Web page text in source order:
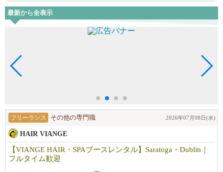
最新から全表示
フリーランス その他の専門職 2026年07月08日(水)
HAIR VIANGE
【VIANGE HAIR・SPAブースレンタル】Saratoga・Dublin｜
フルタイム歓迎